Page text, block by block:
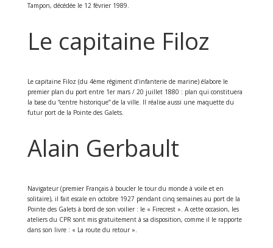
Tampon, décédée le 12 février 1989.
Le capitaine Filoz
Le capitaine Filoz (du 4ème régiment d’infanterie de marine) élabore le
premier plan du port entre 1er mars / 20 juillet 1880 : plan qui constituera
la base du “centre historique” de la ville. Il réalise aussi une maquette du
futur port de la Pointe des Galets.
Alain Gerbault
Navigateur (premier Français à boucler le tour du monde à voile et en
solitaire), il fait escale en octobre 1927 pendant cinq semaines au port de la
Pointe des Galets à bord de son voilier : le « Firecrest ». A cette occasion, les
ateliers du CPR sont mis gratuitement à sa disposition, comme il le rapporte
dans son livre : « La route du retour ».